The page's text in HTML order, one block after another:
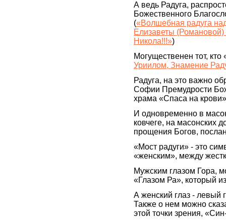
А ведь Радуга,
Божественного
(«Волшебная радуга
Елизаветы
Никола!!!»)
Могущественен тот, кто
Уриилом, Знамение
Радуга, на это важно
Софии Премудрости
храма «Спаса на
И одновременно в
ковчеге, на масонских
прощения Богов,
«Мост радуги» - это
«женским», между
Мужским глазом Гора,
«Глазом Ра», который
А женский глаз - левый
Также о нем можно
этой точки зрения,